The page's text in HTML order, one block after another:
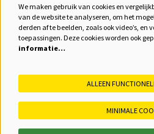
meld je aan voor de
We maken gebruik van cookies en
van de website te analyseren, om het
derden af te beelden, zoals ook video’s, en
toepassingen. Deze cookies worden ook
informatie…
ALLEEN
MINIMALE